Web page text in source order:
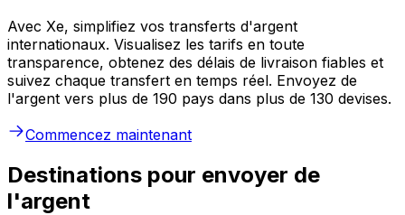
Avec Xe, simplifiez vos transferts d'argent
internationaux. Visualisez les tarifs en toute
transparence, obtenez des délais de livraison fiables et
suivez chaque transfert en temps réel. Envoyez de
l'argent vers plus de 190 pays dans plus de 130 devises.
Commencez maintenant
Destinations pour envoyer de
l'argent